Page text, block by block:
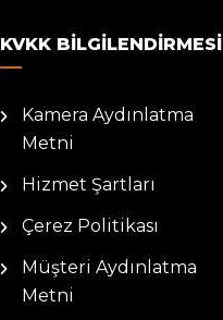
KVKK BILGILENDIRMESI
Kamera Aydınlatma
Metni
Hizmet Şartları
Çerez Politikası
Müşteri Aydınlatma
Metni